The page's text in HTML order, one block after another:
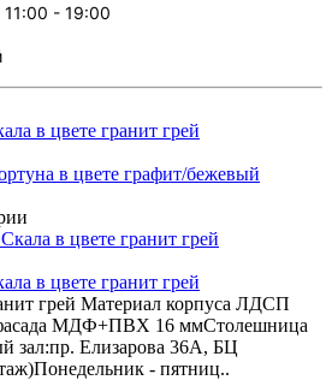
11:00 - 19:00
в цвете гранит грей
в цвете графит/бежевый
в цвете гранит грей
грей Материал корпуса ЛДСП
МДФ+ПВХ 16 ммСтолешница
зал:пр. Елизарова 36А, БЦ
- пятниц..